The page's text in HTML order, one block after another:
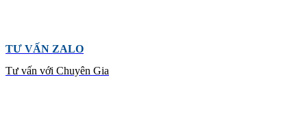
TƯ VẤN ZALO
Tư vấn với Chuyên Gia